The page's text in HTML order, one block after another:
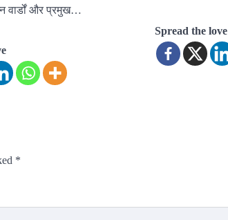
वार्डों और प्रमुख…
Spread the love
*